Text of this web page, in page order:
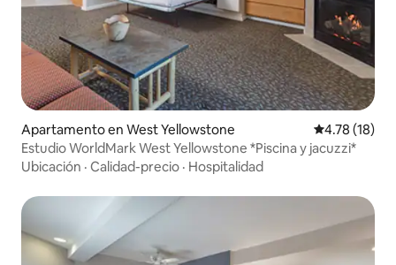
Apartamento en West Yellowstone Calificación
4.78 (18)
Estudio WorldMark West Yellowstone *Piscina y jacuzzi*
Ubicación · Calidad-precio · Hospitalidad